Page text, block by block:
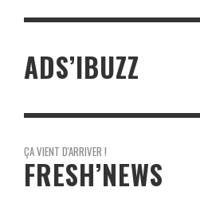
ADS’IBUZZ
ÇA VIENT D'ARRIVER !
FRESH’NEWS